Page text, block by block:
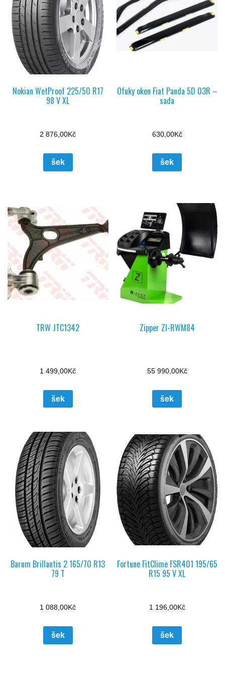
Nokian WetProof 225/50 R17
98 V XL
2 876,00Kč
šek
Ofuky oken Fiat Panda 5D 03R –
sada
630,00Kč
šek
TRW JTC1342
1 499,00Kč
šek
Zipper ZI-RWM84
55 990,00Kč
šek
Barum Brillantis 2 165/70 R13
79 T
1 088,00Kč
šek
Fortune FitClime FSR401 195/65
R15 95 V XL
1 196,00Kč
šek